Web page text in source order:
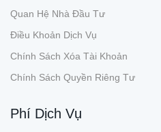
Quan Hệ Nhà Đầu Tư
Điều Khoản Dịch Vụ
Chính Sách Xóa Tài Khoản
Chính Sách Quyền Riêng Tư
Phí Dịch Vụ